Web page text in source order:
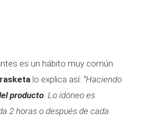
es un hábito muy común
lo explica así: “Haciendo
producto. Lo idóneo es
2 horas o después de cada